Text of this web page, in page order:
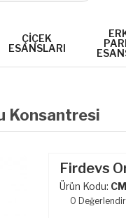
ÇIÇEK
ESANSLARI
Konsantresi
Firdevs
Ürün Kodu:
0